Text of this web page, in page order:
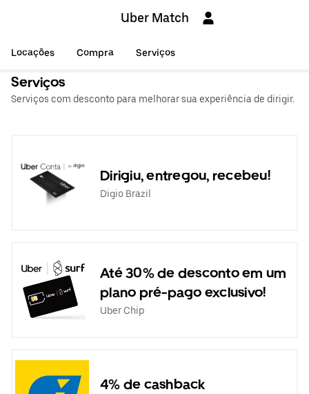
Uber Match
Locações Compra Serviços
Serviços
Serviços com desconto para melhorar sua experiência de dirigir.
Dirigiu, entregou, recebeu!
Digio Brazil
Até 30% de desconto em um
plano pré-pago exclusivo!
Uber Chip
4% de cashback